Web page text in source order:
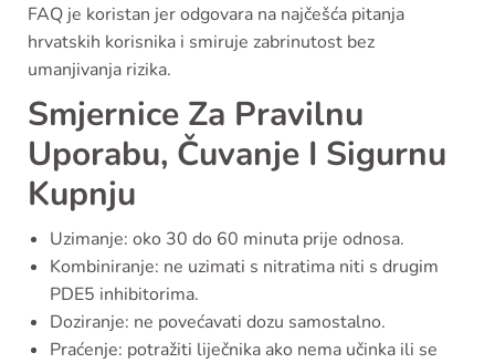
FAQ je koristan jer odgovara na najčešća pitanja
hrvatskih korisnika i smiruje zabrinutost bez
umanjivanja rizika.
Smjernice Za Pravilnu
Uporabu, Čuvanje I Sigurnu
Kupnju
Uzimanje: oko 30 do 60 minuta prije odnosa.
Kombiniranje: ne uzimati s nitratima niti s drugim
PDE5 inhibitorima.
Doziranje: ne povećavati dozu samostalno.
Praćenje: potražiti liječnika ako nema učinka ili se